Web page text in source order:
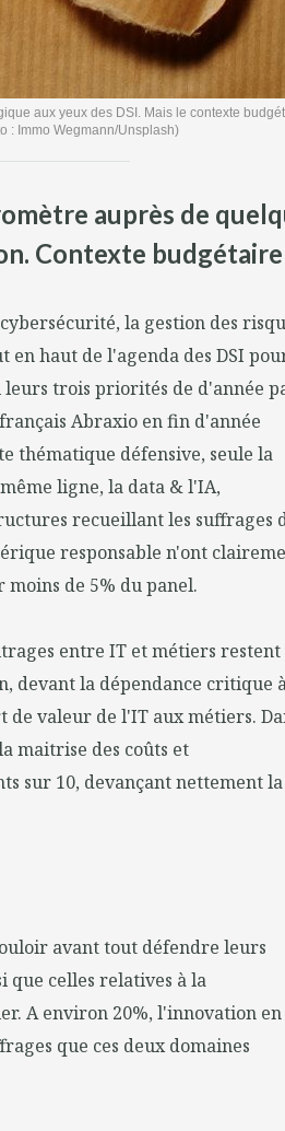
aux yeux des DSI. Mais le contexte
: Immo Wegmann/Unsplash)
auprès de
Contexte
la gestion des
en haut de l'agenda des DSI
leurs trois priorités de d'année
Abraxio en fin d'année
thématique défensive, seule la
ligne, la data & l'IA,
recueillant les suffrages
responsable n'ont
de 5% du panel.
entre IT et métiers restent
devant la dépendance critique
valeur de l'IT aux métiers.
maitrise des coûts et
sur 10, devançant nettement la
avant tout défendre leurs
que celles relatives à la
A environ 20%, l'innovation en
que ces deux domaines